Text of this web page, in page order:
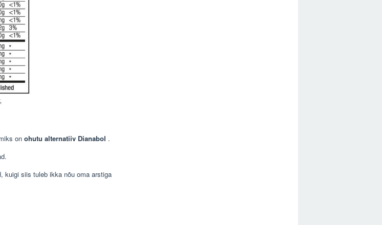
on ohutu alternatiiv Dianabol .
kuigi siis tuleb ikka nõu oma arstiga